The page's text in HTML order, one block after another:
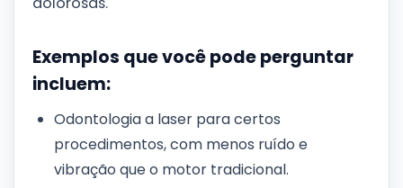
Exemplos que você pode perguntar
incluem:
Odontologia a laser para certos
procedimentos, com menos ruído e
vibração que o motor tradicional.